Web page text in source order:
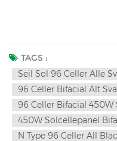
TAGS :
Seil Sol 96 Celler Alle
96 Celler Bifacial Alt
96 Celler Bifacial 450W
450W Solcellepanel
N Type 96 Celler All